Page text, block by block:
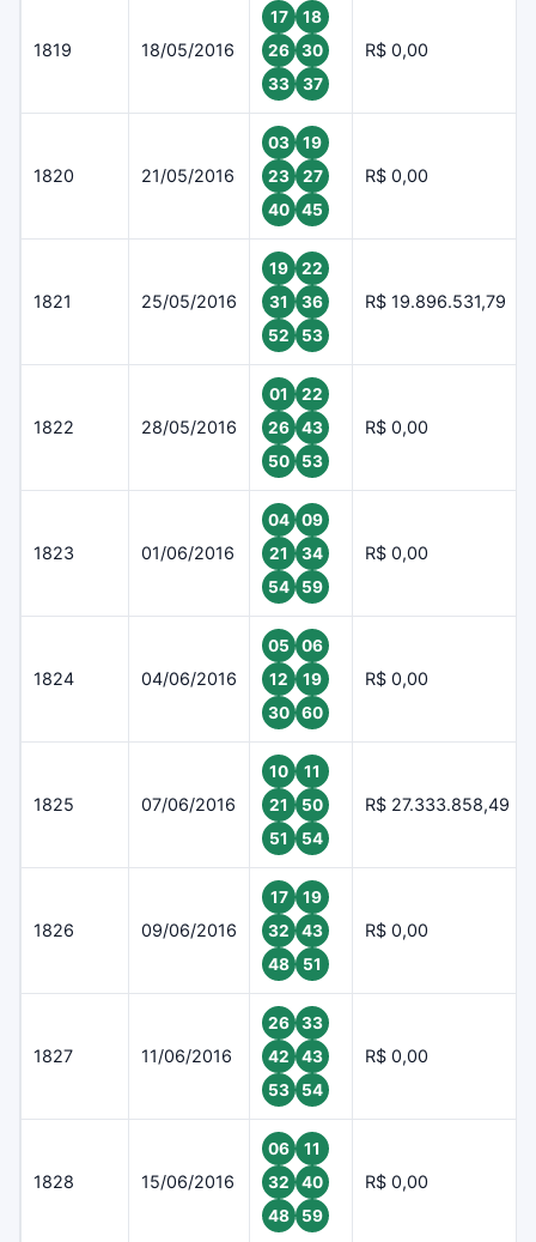
1819 18/05/2016
17
18
26
30
33
37
R$ 0,00
1820 21/05/2016
03
19
23
27
40
45
R$ 0,00
1821 25/05/2016
19
22
31
36
52
53
R$ 19.896.531,79
1822 28/05/2016
01
22
26
43
50
53
R$ 0,00
1823 01/06/2016
04
09
21
34
54
59
R$ 0,00
1824 04/06/2016
05
06
12
19
30
60
R$ 0,00
1825 07/06/2016
10
11
21
50
51
54
R$ 27.333.858,49
1826 09/06/2016
17
19
32
43
48
51
R$ 0,00
1827 11/06/2016
26
33
42
43
53
54
R$ 0,00
1828 15/06/2016
06
11
32
40
48
59
R$ 0,00